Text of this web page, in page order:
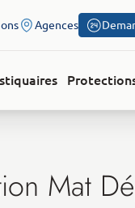
Agences
Mat